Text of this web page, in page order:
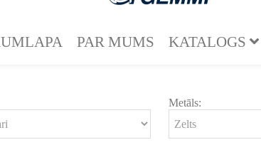
PAR MUMS KATALOGS
Metāls: